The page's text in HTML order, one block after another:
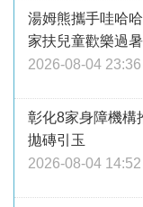
湯姆熊攜手哇哈
家扶兒童歡樂過
2026-08-04 23:36
彰化8家身障機
拋磚引玉
2026-08-04 14:52